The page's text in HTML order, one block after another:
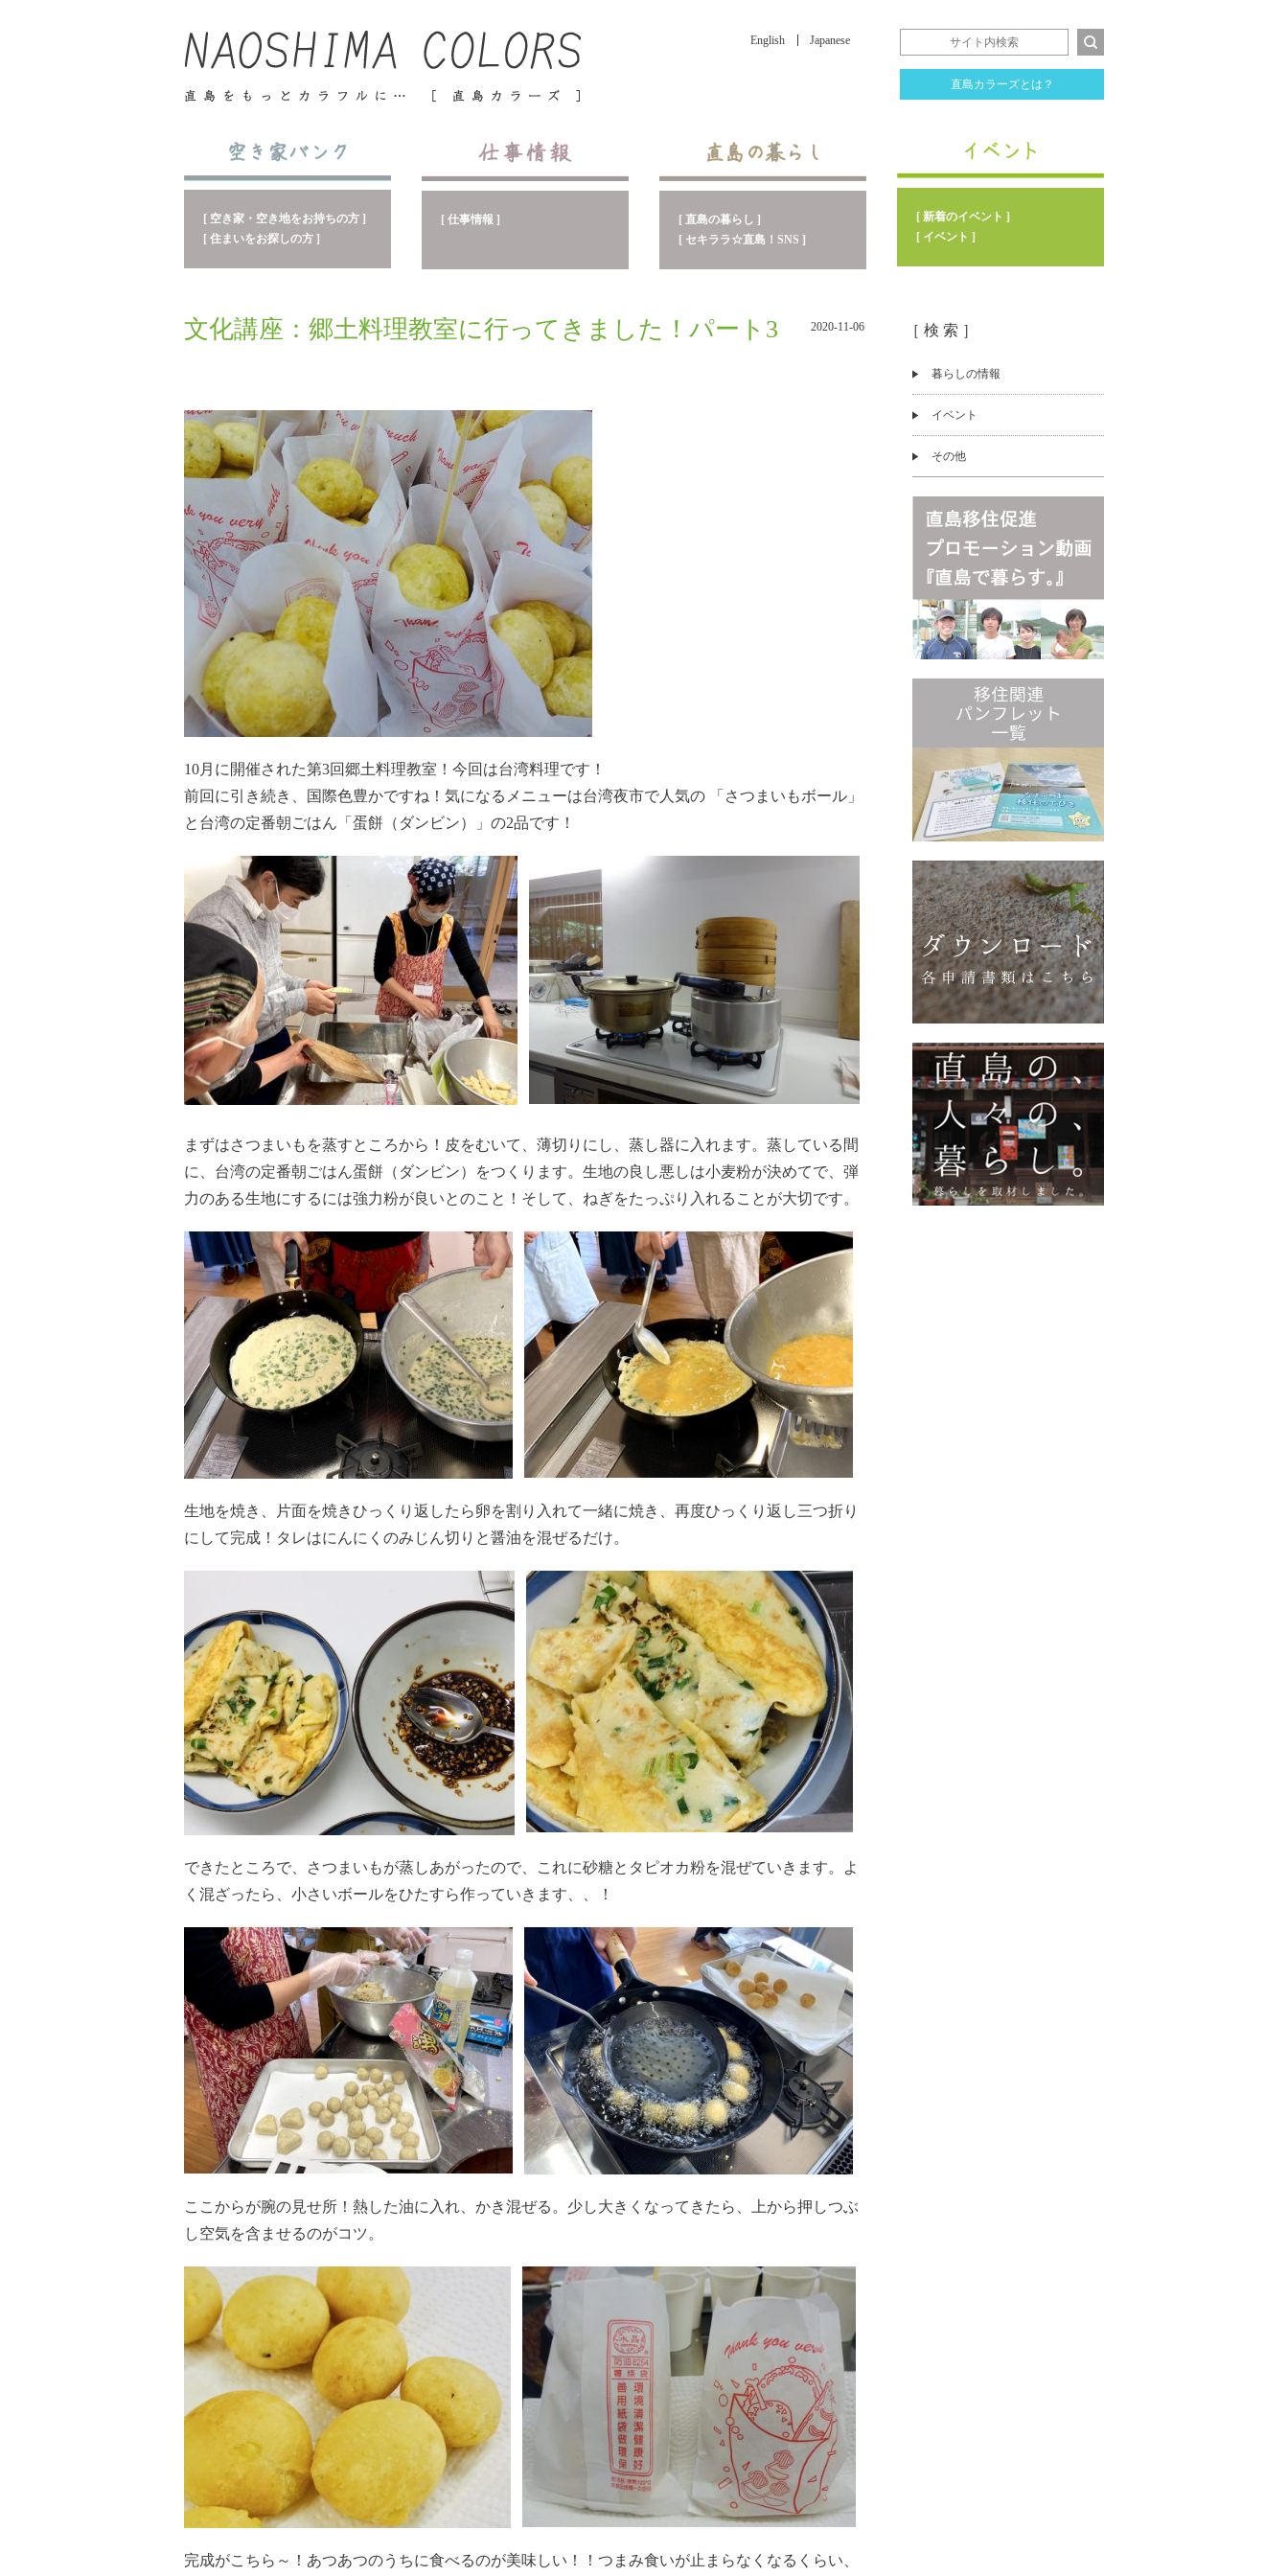
English Japanese
直島カラーズとは？
[ 空き家・空き地をお持ちの方 ]
[ 住まいをお探しの方 ]
[ 仕事情報 ]
[ 直島の暮らし ]
[ セキララ☆直島！SNS ]
[ 新着のイベント ]
[ イベント ]
［ 検 索 ］
暮らしの情報
イベント
その他
文化講座：郷土料理教室に行ってきました！パート3 2020-11-06
10月に開催された第3回郷土料理教室！今回は台湾料理です！
前回に引き続き、国際色豊かですね！気になるメニューは台湾夜市で人気の 「さつまいもボール」
と台湾の定番朝ごはん「蛋餅（ダンビン）」の2品です！
まずはさつまいもを蒸すところから！皮をむいて、薄切りにし、蒸し器に入れます。蒸している間
に、台湾の定番朝ごはん蛋餅（ダンビン）をつくります。生地の良し悪しは小麦粉が決めてで、弾
力のある生地にするには強力粉が良いとのこと！そして、ねぎをたっぷり入れることが大切です。
生地を焼き、片面を焼きひっくり返したら卵を割り入れて一緒に焼き、再度ひっくり返し三つ折り
にして完成！タレはにんにくのみじん切りと醤油を混ぜるだけ。
できたところで、さつまいもが蒸しあがったので、これに砂糖とタピオカ粉を混ぜていきます。よ
く混ざったら、小さいボールをひたすら作っていきます、、！
ここからが腕の見せ所！熱した油に入れ、かき混ぜる。少し大きくなってきたら、上から押しつぶ
し空気を含ませるのがコツ。
完成がこちら～！あつあつのうちに食べるのが美味しい！！つまみ食いが止まらなくなるくらい、